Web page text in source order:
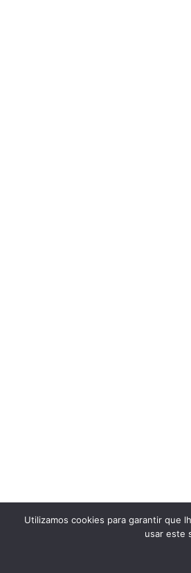
Utilizamos cookies para garantir que
usar este